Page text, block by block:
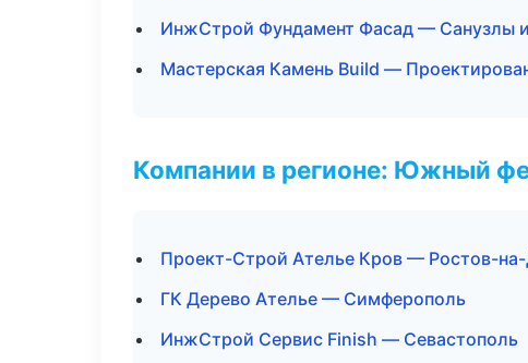
ИнжСтрой Фундамент Фасад — Санузлы
Мастерская Камень Build —
Компании в регионе: Южный
Проект-Строй Ателье Кров — Ростов-
ГК Дерево Ателье — Симферополь
ИнжСтрой Сервис Finish — Севастополь